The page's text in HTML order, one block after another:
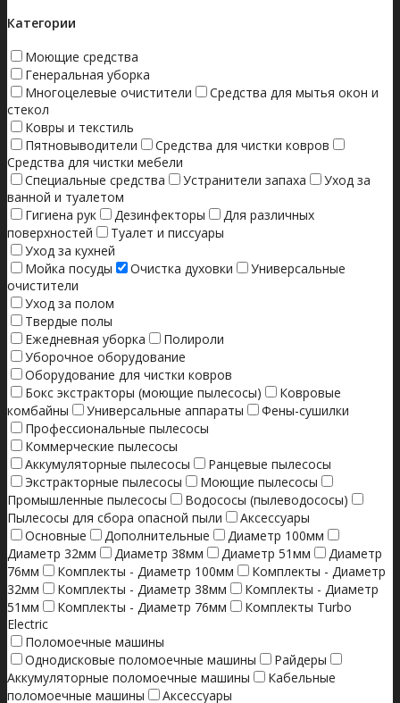
Категории
Моющие средства
Генеральная уборка
Многоцелевые очистители
Средства для мытья окон и
стекол
Ковры и текстиль
Пятновыводители
Средства для чистки ковров
Средства для чистки мебели
Специальные средства
Устранители запаха
Уход за
ванной и туалетом
Гигиена рук
Дезинфекторы
Для различных
поверхностей
Туалет и писсуары
Уход за кухней
Мойка посуды
Очистка духовки
Универсальные
очистители
Уход за полом
Твердые полы
Ежедневная уборка
Полироли
Уборочное оборудование
Оборудование для чистки ковров
Бокс экстракторы (моющие пылесосы)
Ковровые
комбайны
Универсальные аппараты
Фены-сушилки
Профессиональные пылесосы
Коммерческие пылесосы
Аккумуляторные пылесосы
Ранцевые пылесосы
Экстракторные пылесосы
Моющие пылесосы
Промышленные пылесосы
Водососы (пылеводососы)
Пылесосы для сбора опасной пыли
Аксессуары
Основные
Дополнительные
Диаметр 100мм
Диаметр 32мм
Диаметр 38мм Диаметр 51мм
Диаметр
76мм
Комплекты - Диаметр 100мм
Комплекты - Диаметр
32мм
Комплекты - Диаметр 38мм
Комплекты - Диаметр
51мм
Комплекты - Диаметр 76мм
Комплекты Turbo
Electric
Поломоечные машины
Однодисковые поломоечные машины
Райдеры
Аккумуляторные поломоечные машины
Кабельные
поломоечные машины
Аксессуары